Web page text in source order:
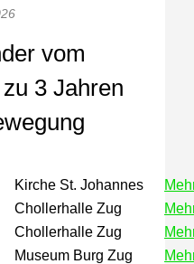
vom
3 Jahren
Kirche St. Johannes
Chollerhalle Zug
Chollerhalle Zug
Museum Burg Zug